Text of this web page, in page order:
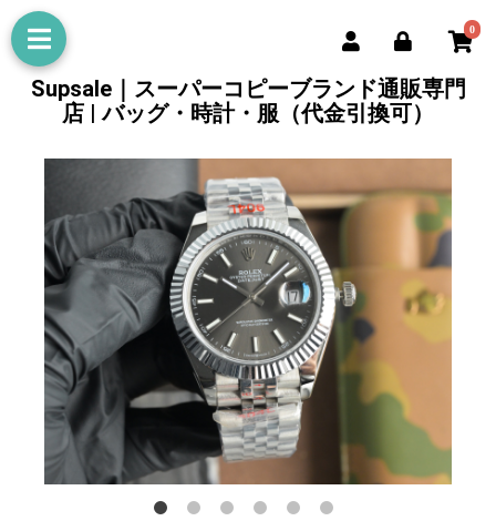
0
Supsale｜スーパーコピーブランド通販専門
店 | バッグ・時計・服（代金引換可）